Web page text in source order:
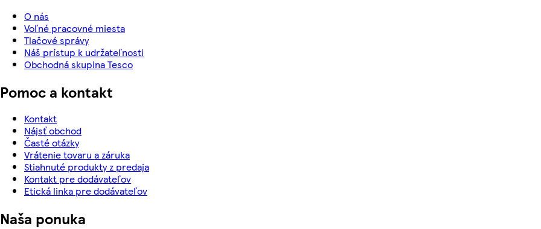
O nás
Voľné pracovné miesta
Tlačové správy
Náš prístup k udržateľnosti
Obchodná skupina Tesco
Pomoc a kontakt
Kontakt
Nájsť obchod
Časté otázky
Vrátenie tovaru a záruka
Stiahnuté produkty z predaja
Kontakt pre dodávateľov
Etická linka pre dodávateľov
Naša ponuka